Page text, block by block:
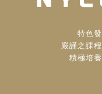
特色
嚴謹之課
積極培